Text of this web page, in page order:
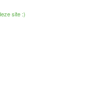
site :)